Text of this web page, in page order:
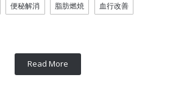
便秘解消 脂肪燃焼 血行改善
Read More